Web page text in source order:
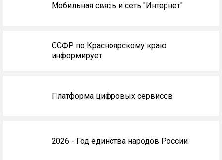
Мобильная связь и сеть "Интернет"
ОСФР по Красноярскому краю
информирует
Платформа цифровых сервисов
2026 - Год единства народов России